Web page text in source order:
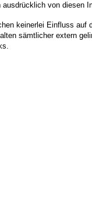
ausdrücklich von diesen
keinerlei Einfluss auf
sämtlicher extern